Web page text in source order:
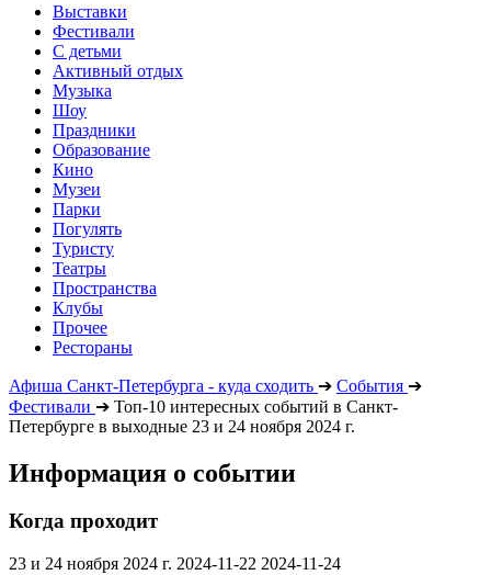
Выставки
Фестивали
С детьми
Активный отдых
Музыка
Шоу
Праздники
Образование
Кино
Музеи
Парки
Погулять
Туристу
Театры
Пространства
Клубы
Прочее
Рестораны
Афиша Санкт-Петербурга - куда сходить ➔ События ➔
Фестивали ➔ Топ-10 интересных событий в Санкт-
Петербурге в выходные 23 и 24 ноября 2024 г.
Информация о событии
Когда проходит
23 и 24 ноября 2024 г. 2024-11-22 2024-11-24